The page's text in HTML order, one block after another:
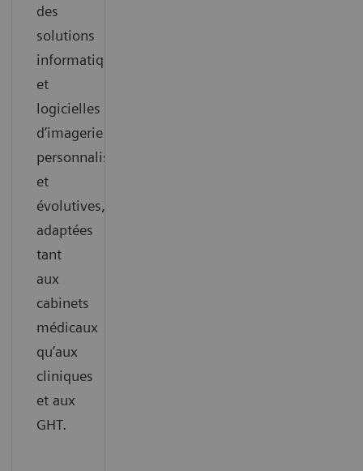
des
solutions
informatiques
et
logicielles
d’imagerie
personnalisées
et
évolutives,
adaptées
tant
aux
cabinets
médicaux
qu’aux
cliniques
et aux
GHT.